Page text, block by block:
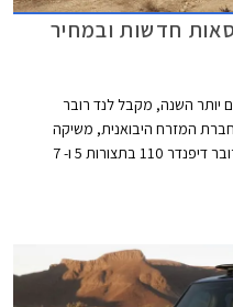
דיפנדר 110 בגרסאות חדשות ובמחיר
יותר השנה, מקבל לנד רובר
המזרח היבואנית, משיקה
גרסאות חדשות בתקינה אמריקאית ללנד רובר דיפנדר 110 בתצורות 5 ו- 7